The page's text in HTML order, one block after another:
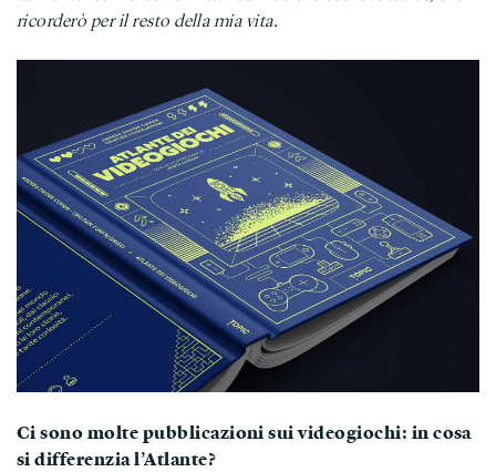
ricorderò per il resto della mia vita.
Ci sono molte pubblicazioni sui videogiochi: in cosa
si differenzia l’Atlante?